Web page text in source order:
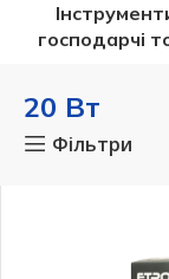
господарчі
20 Вт
Фільтри